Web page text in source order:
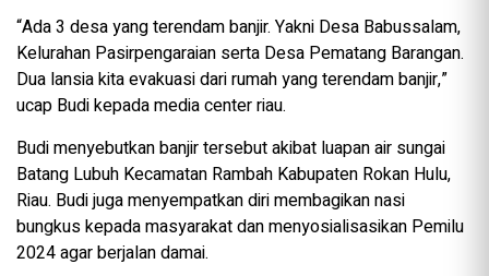
“Ada 3 desa yang terendam banjir. Yakni Desa Babussalam,
Kelurahan Pasirpengaraian serta Desa Pematang Barangan.
Dua lansia kita evakuasi dari rumah yang terendam banjir,”
ucap Budi kepada media center riau.
Budi menyebutkan banjir tersebut akibat luapan air sungai
Batang Lubuh Kecamatan Rambah Kabupaten Rokan Hulu,
Riau. Budi juga menyempatkan diri membagikan nasi
bungkus kepada masyarakat dan menyosialisasikan Pemilu
2024 agar berjalan damai.